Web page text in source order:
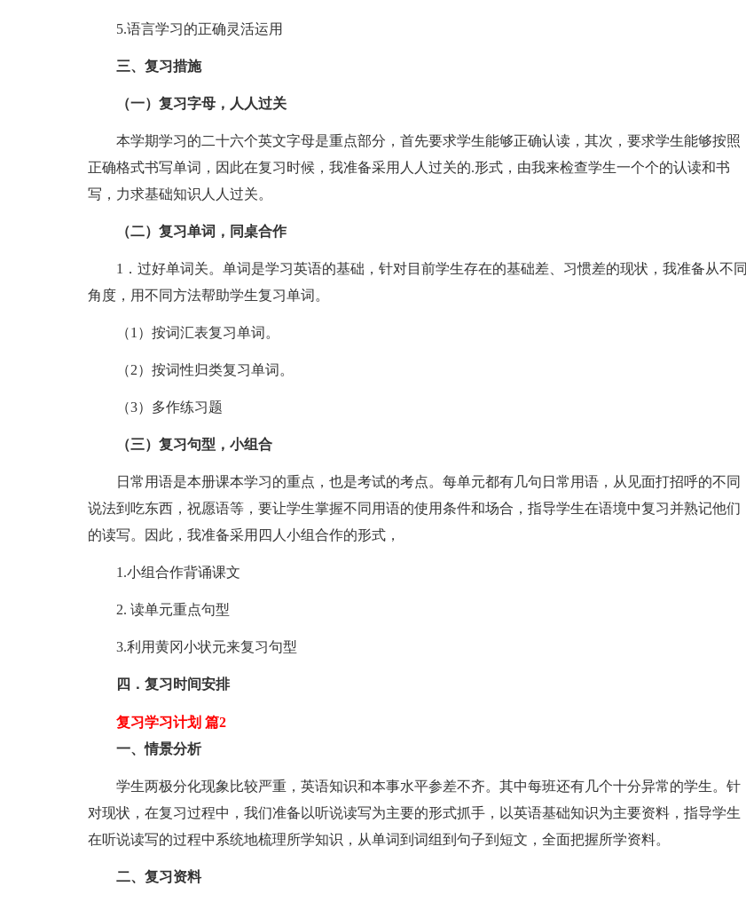
5.语言学习的正确灵活运用
三、复习措施
（一）复习字母，人人过关
本学期学习的二十六个英文字母是重点部分，首先要求学生能够正确认读，其次，要求学生能够按照
正确格式书写单词，因此在复习时候，我准备采用人人过关的.形式，由我来检查学生一个个的认读和书
写，力求基础知识人人过关。
（二）复习单词，同桌合作
1．过好单词关。单词是学习英语的基础，针对目前学生存在的基础差、习惯差的现状，我准备从不同
角度，用不同方法帮助学生复习单词。
（1）按词汇表复习单词。
（2）按词性归类复习单词。
（3）多作练习题
（三）复习句型，小组合
日常用语是本册课本学习的重点，也是考试的考点。每单元都有几句日常用语，从见面打招呼的不同
说法到吃东西，祝愿语等，要让学生掌握不同用语的使用条件和场合，指导学生在语境中复习并熟记他们
的读写。因此，我准备采用四人小组合作的形式，
1.小组合作背诵课文
2. 读单元重点句型
3.利用黄冈小状元来复习句型
四．复习时间安排
复习学习计划 篇2
一、情景分析
学生两极分化现象比较严重，英语知识和本事水平参差不齐。其中每班还有几个十分异常的学生。针
对现状，在复习过程中，我们准备以听说读写为主要的形式抓手，以英语基础知识为主要资料，指导学生
在听说读写的过程中系统地梳理所学知识，从单词到词组到句子到短文，全面把握所学资料。
二、复习资料